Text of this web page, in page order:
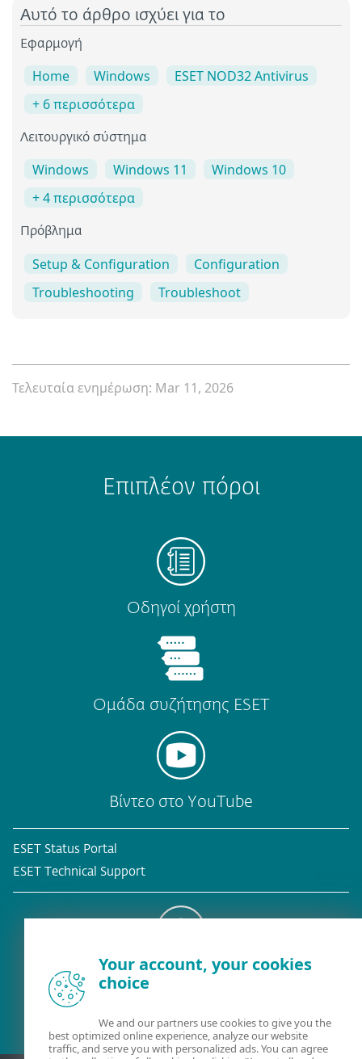
Αυτό το άρθρο ισχύει για το
Εφαρμογή
Home Windows
ESET NOD32 Antivirus
+ 6 περισσότερα
Λειτουργικό σύστημα
Windows Windows 11
Windows 10
+ 4 περισσότερα
Πρόβλημα
Setup & Configuration
Configuration
Troubleshooting
Troubleshoot
Τελευταία ενημέρωση: Mar 11, 2026
Επιπλέον πόροι
Οδηγοί χρήστη
Ομάδα συζήτησης ESET
Βίντεο στο YouTube
ESET Status Portal
ESET Technical Support
Υφιστάμενος πελάτης
Your account, your cookies
choice
We and our partners use cookies to give you the
best optimized online experience, analyze our website
traffic, and serve you with personalized ads. You can agree